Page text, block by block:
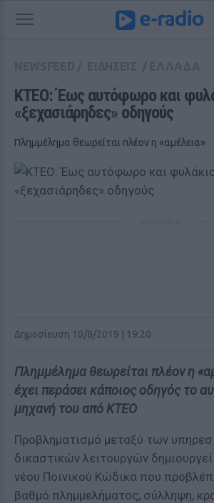
ΚΤΕΟ: Έως αυτόφωρο και
«ξεχασιάρηδες» οδηγούς
Πλημμέλημα θεωρείται πλέον η «αμέλεια»
Δημοσίευση 10/8/2019 | 19:20
Πλημμέλημα θεωρείται πλέον η
έχει περάσει κάποιος οδηγός το
μηχανή του από ΚΤΕΟ
Προβληματισμό μεταξύ των
δικαστικών λειτουργών
νέου Ποινικού Κώδικα που
βαθμό πλημμελήματος, σύλληψη,